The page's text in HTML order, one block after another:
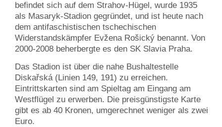
befindet sich auf dem Strahov-Hügel, wurde 1935
als Masaryk-Stadion gegründet, und ist heute nach
dem antifaschistischen tschechischen
Widerstandskämpfer Evžena Rošický benannt. Von
2000-2008 beherbergte es den SK Slavia Praha.
​Das Stadion ist über die nahe Bushaltestelle
Diskařská (Linien 149, 191) zu erreichen.
Eintrittskarten sind am Spieltag am Eingang am
Westflügel zu erwerben. Die preisgünstigste Karte
gibt es ab 40 Kronen, umgerechnet weniger als zwei
Euro.